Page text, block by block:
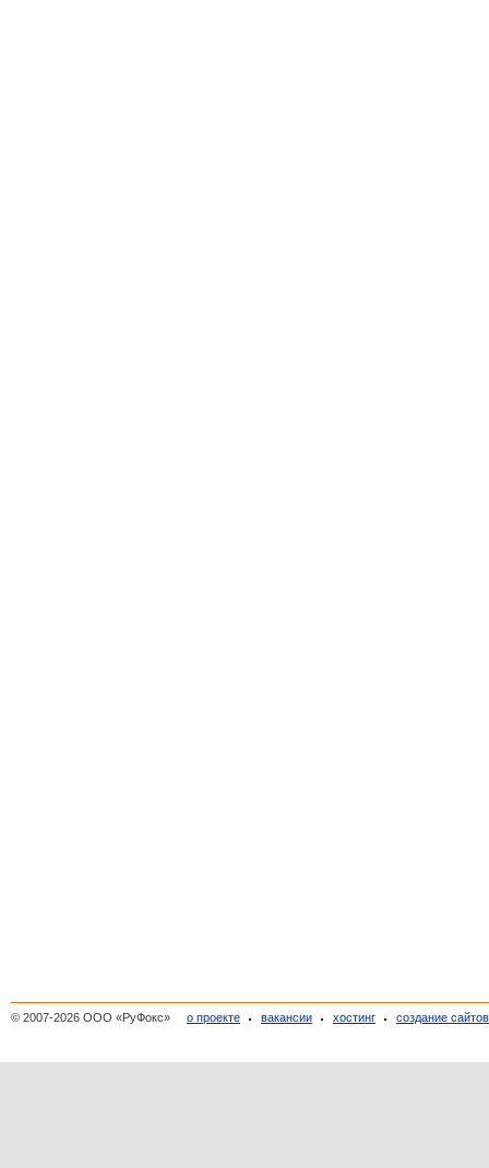
© 2007-2026 ООО «РуФокс» о проекте вакансии хостинг создание сайтов